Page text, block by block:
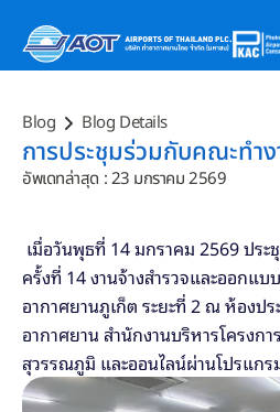
Blog Blog Details
การประชุมร่วมกับคณะทำ
อัพเดทล่าสุด : 23 มกราคม 2569
เมื่อวันพุธที่ 14 มกราคม 2569 ปร
ครั้งที่ 14 งานจ้างสำรวจและออกแ
อากาศยานภูเก็ต ระยะที่ 2 ณ ห้อง
อากาศยาน สำนักงานบริหารโครงก
สุวรรณภูมิ และออนไลน์ผ่านโปรแกร